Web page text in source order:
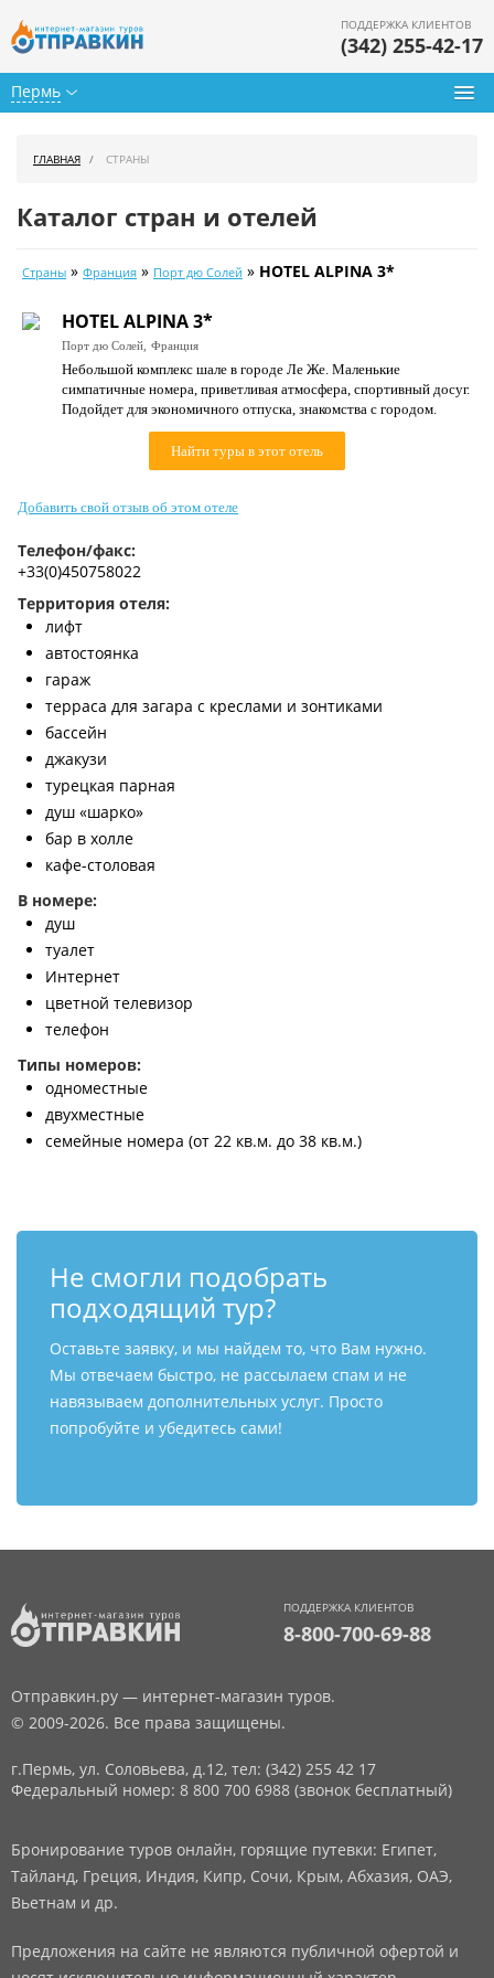
Пермь
ПОДДЕРЖКА КЛИЕНТОВ
(342) 255-42-17
Календарь туров
Цены дня
Страны
Как купить
Контакты
ГЛАВНАЯ СТРАНЫ
Каталог стран и отелей
Страны » Франция » Порт дю Солей » HOTEL ALPINA 3*
HOTEL ALPINA 3*
Порт дю Солей, Франция
Небольшой комплекс шале в городе Ле Же. Маленькие
симпатичные номера, приветливая атмосфера, спортивный досуг.
Подойдет для экономичного отпуска, знакомства с городом.
Найти туры в этот отель
Добавить свой отзыв об этом отеле
Телефон/факс:
+33(0)450758022
Территория отеля:
лифт
автостоянка
гараж
терраса для загара с креслами и зонтиками
бассейн
джакузи
турецкая парная
душ «шарко»
бар в холле
кафе-столовая
В номере:
душ
туалет
Интернет
цветной телевизор
телефон
Типы номеров:
одноместные
двухместные
семейные номера (от 22 кв.м. до 38 кв.м.)
Не смогли подобрать
подходящий тур?
Оставьте заявку, и мы найдем то, что Вам нужно.
Мы отвечаем быстро, не рассылаем спам и не
навязываем дополнительных услуг. Просто
попробуйте и убедитесь сами!
ПОДДЕРЖКА КЛИЕНТОВ
8-800-700-69-88
Отправкин.ру — интернет-магазин туров.
© 2009-2026. Все права защищены.
г.Пермь, ул. Соловьева, д.12, тел: (342) 255 42 17
Федеральный номер: 8 800 700 6988 (звонок бесплатный)
Бронирование туров онлайн, горящие путевки: Египет,
Тайланд, Греция, Индия, Кипр, Сочи, Крым, Абхазия, ОАЭ,
Вьетнам и др.
Предложения на сайте не являются публичной офертой и